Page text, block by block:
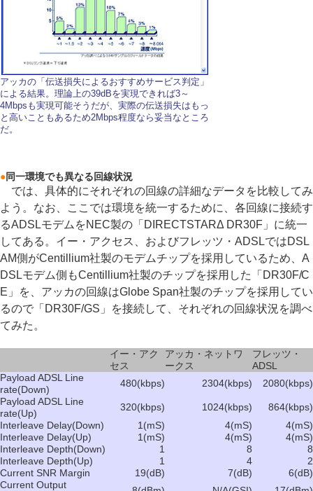
アッカの「伝送損失によるおすすめサービス判定」
による結果。理論上の39dBを実現できれば3～
4Mbpsも実現可能そうだが、実際の伝送損失はもっ
と高いこともあるため2Mbps程度なら妥当なところ
だ。
●同一環境でも異なる回線状況
では、具体的にそれぞれの回線の詳細なデータを比較してみ
よう。なお、ここでは環境を統一するために、各回線に接続す
るADSLモデムをNEC製の「DIRECTSTARΔ DR30F」に統一
してある。イー・アクセス、およびフレッツ・ADSLではDSL
AM側がCentillium社製のモデムチップを採用しているため、A
DSLモデム側もCentillium社製のチップを採用した「DR30F/C
E」を、アッカの回線はGlobe Span社製のチップを採用してい
るので「DR30F/GS」を接続して、それぞれの回線状況を調べ
てみた。
イー・アク
セス
アッカ・ネットワ
ークス
フレッツ・
ADSL
Payload ADSL Line
rate(Down)
480(kbps) 2304(kbps)
2080(kbps)
Payload ADSL Line
rate(Up)
320(kbps) 1024(kbps)
864(kbps)
Interleave Delay(Down)
1(mS) 4(mS)
4(mS)
Interleave Delay(Up)
1(mS) 4(mS)
4(mS)
Interleave Depth(Down)
1 8
8
Interleave Depth(Up)
1 4
2
Current SNR Margin
19(dB) 7(dB)
6(dB)
Current Output